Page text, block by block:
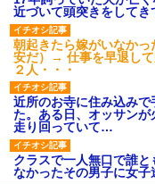
近づいて頭突きをして
朝起きたら嫁がいなか
安だ）→ 仕事を早退し
２人・・・
近所のお寺に住み込み
た。ある日、オッサン
走り回っていて…
クラスで一人無口で誰
なかったその男子に女